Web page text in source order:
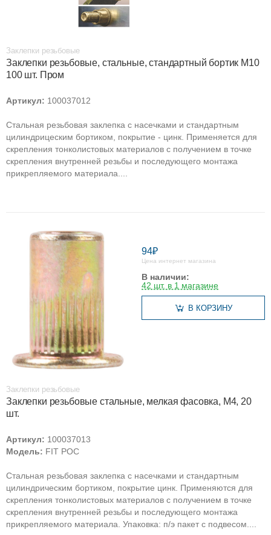
Заклепки резьбовые
Заклепки резьбовые, стальные, стандартный бортик М10
100 шт. Пром
Артикул: 100037012
Стальная резьбовая заклепка с насечками и стандартным
цилиндрицеским бортиком, покрытие - цинк. Применяется для
скрепления тонколистовых материалов с получением в точке
скрепления внутренней резьбы и последующего монтажа
прикрепляемого материала....
94₽
Цена интернет магазина
В наличии:
42 шт. в 1 магазине
В КОРЗИНУ
Заклепки резьбовые
Заклепки резьбовые стальные, мелкая фасовка, М4, 20
шт.
Артикул: 100037013
Модель: FIT РОС
Стальная резьбовая заклепка с насечками и стандартным
цилиндрическим бортиком, покрытие цинк. Применяются для
скрепления тонколистовых материалов с получением в точке
скрепления внутренней резьбы и последующего монтажа
прикрепляемого материала. Упаковка: п/э пакет с подвесом....